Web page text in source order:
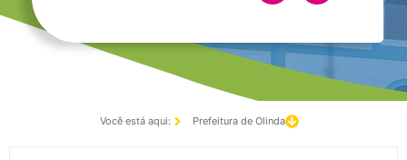
Você está aqui: Prefeitura de Olinda